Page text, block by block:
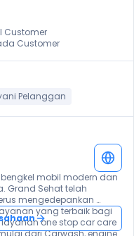
Customer
Customer
Pelanggan
mobil modern dan
Grand Sehat telah
mengedepankan
yang terbaik bagi
one stop car care
dari Carwash, engine